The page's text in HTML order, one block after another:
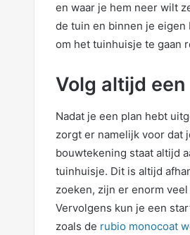
en waar je hem neer wilt
de tuin en binnen je eigen
om het tuinhuisje te gaan
Volg altijd
Nadat je een plan hebt
zorgt er namelijk voor dat
bouwtekening staat altijd
tuinhuisje. Dit is altijd
zoeken, zijn er enorm
Vervolgens kun je een
zoals de rubio monocoat